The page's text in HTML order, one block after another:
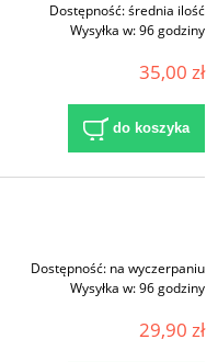
Dostępność:średnia ilość
Wysyłka w:96 godziny
35,00 zł
do koszyka
Dostępność: na wyczerpaniu
Wysyłka w:96 godziny
29,90 zł